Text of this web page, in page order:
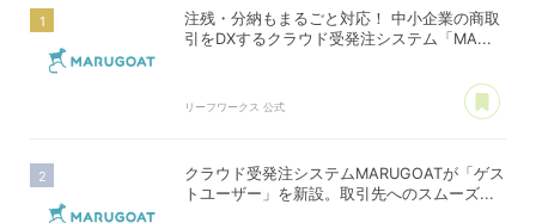
注残・分納もまるごと対応！ 中小企業の商取
引をDXするクラウド受発注システム「MA...
リーフワークス 公式
クラウド受発注システムMARUGOATが「ゲス
トユーザー」を新設。取引先へのスムーズ...